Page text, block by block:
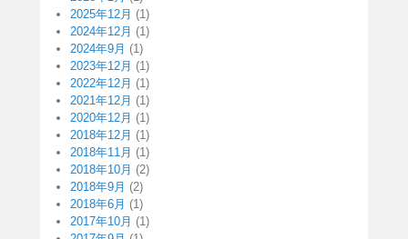
2025年12月 (1)
2024年12月 (1)
2024年9月 (1)
2023年12月 (1)
2022年12月 (1)
2021年12月 (1)
2020年12月 (1)
2018年12月 (1)
2018年11月 (1)
2018年10月 (2)
2018年9月 (2)
2018年6月 (1)
2017年10月 (1)